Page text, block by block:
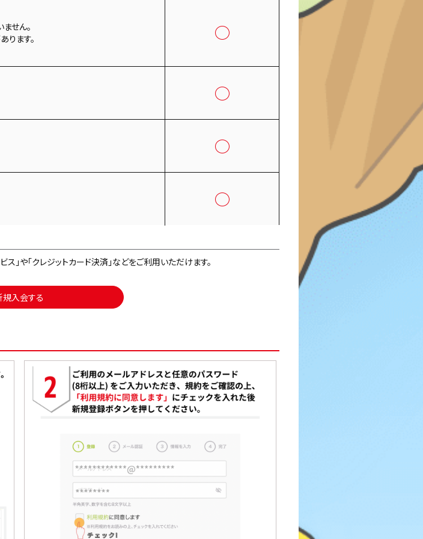
せん。
ます。
◯
◯
◯
◯
や「クレジットカード決済」などをご利用いただけます。
規入会する